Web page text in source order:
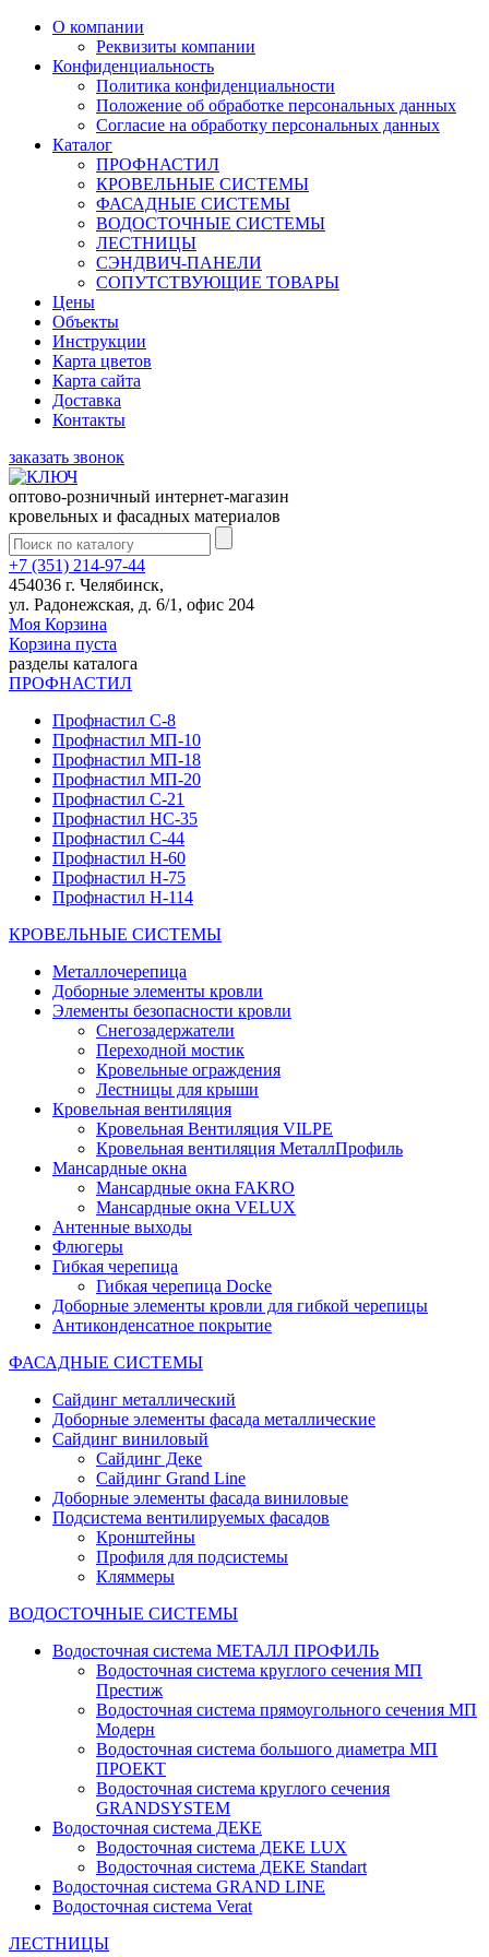
О компании
Реквизиты компании
Конфиденциальность
Политика конфиденциальности
Положение об обработке персональных данных
Согласие на обработку персональных данных
Каталог
ПРОФНАСТИЛ
КРОВЕЛЬНЫЕ СИСТЕМЫ
ФАСАДНЫЕ СИСТЕМЫ
ВОДОСТОЧНЫЕ СИСТЕМЫ
ЛЕСТНИЦЫ
СЭНДВИЧ-ПАНЕЛИ
СОПУТСТВУЮЩИЕ ТОВАРЫ
Цены
Объекты
Инструкции
Карта цветов
Карта сайта
Доставка
Контакты
заказать звонок
оптово-розничный интернет-магазин
кровельных и фасадных материалов
+7 (351) 214-97-44
454036 г. Челябинск,
ул. Радонежская, д. 6/1, офис 204
Моя Корзина
Корзина пуста
разделы каталога
ПРОФНАСТИЛ
Профнастил С-8
Профнастил МП-10
Профнастил МП-18
Профнастил МП-20
Профнастил С-21
Профнастил НС-35
Профнастил С-44
Профнастил Н-60
Профнастил Н-75
Профнастил Н-114
КРОВЕЛЬНЫЕ СИСТЕМЫ
Металлочерепица
Доборные элементы кровли
Элементы безопасности кровли
Снегозадержатели
Переходной мостик
Кровельные ограждения
Лестницы для крыши
Кровельная вентиляция
Кровельная Вентиляция VILPE
Кровельная вентиляция МеталлПрофиль
Мансардные окна
Мансардные окна FAKRO
Мансардные окна VELUX
Антенные выходы
Флюгеры
Гибкая черепица
Гибкая черепица Docke
Доборные элементы кровли для гибкой черепицы
Антиконденсатное покрытие
ФАСАДНЫЕ СИСТЕМЫ
Сайдинг металлический
Доборные элементы фасада металлические
Сайдинг виниловый
Сайдинг Деке
Сайдинг Grand Line
Доборные элементы фасада виниловые
Подсистема вентилируемых фасадов
Кронштейны
Профиля для подсистемы
Кляммеры
ВОДОСТОЧНЫЕ СИСТЕМЫ
Водосточная система МЕТАЛЛ ПРОФИЛЬ
Водосточная система круглого сечения МП
Престиж
Водосточная система прямоугольного сечения МП
Модерн
Водосточная система большого диаметра МП
ПРОЕКТ
Водосточная система круглого сечения
GRANDSYSTEM
Водосточная система ДЕКЕ
Водосточная система ДЕКЕ LUX
Водосточная система ДЕКЕ Standart
Водосточная система GRAND LINE
Водосточная система Verat
ЛЕСТНИЦЫ